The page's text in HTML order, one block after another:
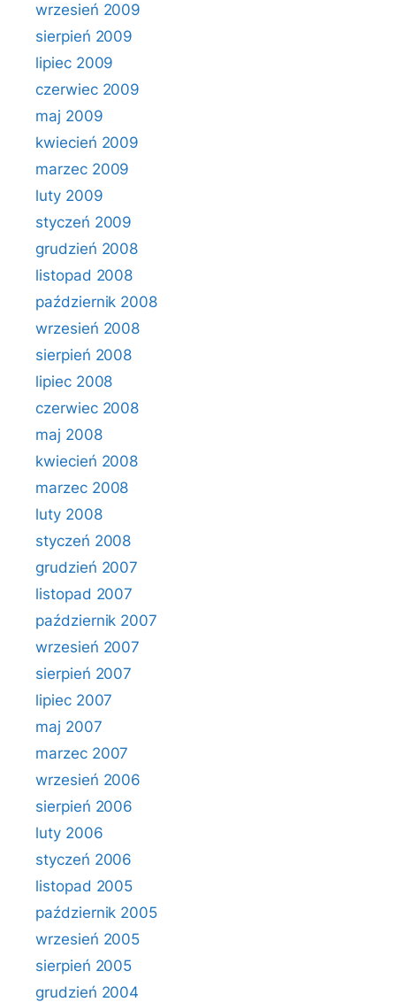
wrzesień 2009
sierpień 2009
lipiec 2009
czerwiec 2009
maj 2009
kwiecień 2009
marzec 2009
luty 2009
styczeń 2009
grudzień 2008
listopad 2008
październik 2008
wrzesień 2008
sierpień 2008
lipiec 2008
czerwiec 2008
maj 2008
kwiecień 2008
marzec 2008
luty 2008
styczeń 2008
grudzień 2007
listopad 2007
październik 2007
wrzesień 2007
sierpień 2007
lipiec 2007
maj 2007
marzec 2007
wrzesień 2006
sierpień 2006
luty 2006
styczeń 2006
listopad 2005
październik 2005
wrzesień 2005
sierpień 2005
grudzień 2004